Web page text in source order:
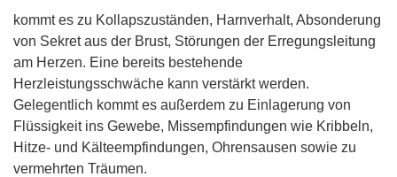
kommt es zu Kollapszuständen, Harnverhalt, Absonderung
von Sekret aus der Brust, Störungen der Erregungsleitung
am Herzen. Eine bereits bestehende
Herzleistungsschwäche kann verstärkt werden.
Gelegentlich kommt es außerdem zu Einlagerung von
Flüssigkeit ins Gewebe, Missempfindungen wie Kribbeln,
Hitze- und Kälteempfindungen, Ohrensausen sowie zu
vermehrten Träumen.